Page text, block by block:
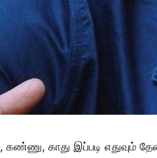
கண்ணு, காது இப்படி